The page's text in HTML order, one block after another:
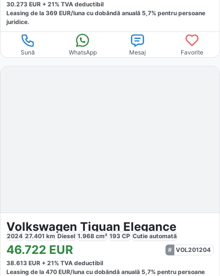
30.273 EUR + 21% TVA deductibil
Leasing de la 369 EUR/luna cu dobăndă anuală 5,7% pentru persoane
juridice.
Sună WhatsApp Mesaj Favorite
Volkswagen Tiguan Elegance
2024 27.401 km Diesel 1.968 cm³ 193 CP Cutie automată
46.722 EUR
VOL201204
38.613 EUR + 21% TVA deductibil
Leasing de la 470 EUR/luna cu dobăndă anuală 5,7% pentru persoane